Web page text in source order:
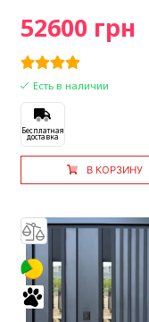
52600 грн
Есть в наличии
Бесплатная
доставка
В КОРЗИНУ